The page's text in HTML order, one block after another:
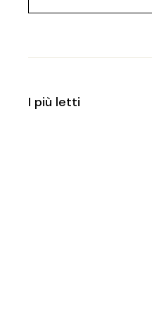
I più letti